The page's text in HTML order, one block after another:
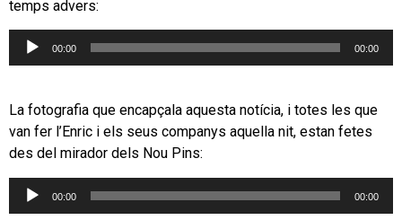
temps advers:
Reproductor
00:00 00:00
La fotografia que encapçala aquesta notícia, i totes les que
van fer l’Enric i els seus companys aquella nit, estan fetes
des del mirador dels Nou Pins:
Reproductor
00:00 00:00